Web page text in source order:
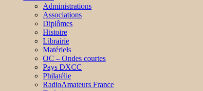
Administrations
Associations
Diplômes
Histoire
Librairie
Matériels
OC – Ondes courtes
Pays DXCC
Philatélie
RadioAmateurs France